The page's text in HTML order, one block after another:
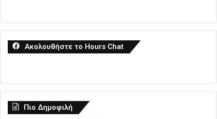
Ακολουθήστε το Hours Chat
Πιο Δημοφιλή